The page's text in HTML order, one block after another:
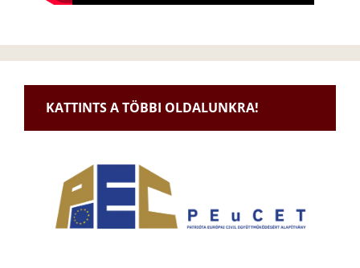
KATTINTS A TÖBBI OLDALUNKRA!